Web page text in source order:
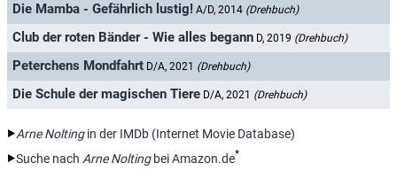
Die Mamba - Gefährlich lustig! A/D, 2014 (Drehbuch)
Club der roten Bänder - Wie alles begann D, 2019 (Drehbuch)
Peterchens Mondfahrt D/A, 2021 (Drehbuch)
Die Schule der magischen Tiere D/A, 2021 (Drehbuch)
Arne Noltingin der IMDb (Internet Movie Database)
Suche nach Arne Noltingbei Amazon.de*